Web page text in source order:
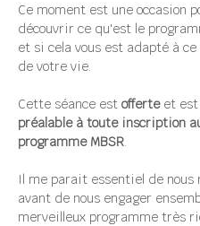
Ce moment est une occasion
découvrir ce qu'est le
et si cela vous est adapté à
de votre vie.
Cette séance est offerte et est
préalable à toute inscription
programme MBSR.
Il me parait essentiel de nous
avant de nous engager
merveilleux programme très